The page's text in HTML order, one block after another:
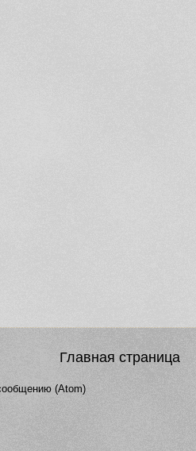
Главная страница
(Atom)